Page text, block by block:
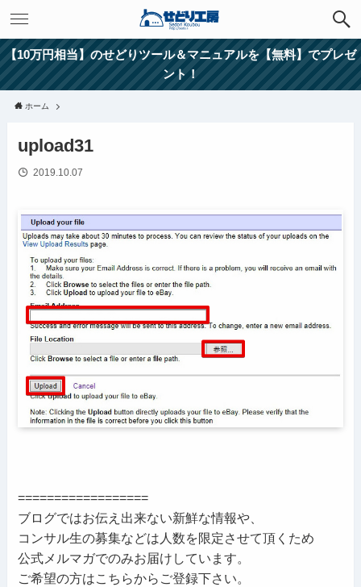
【10万円相当】のせどりツール＆マニュアルを【無料】でプレゼ
ント！
ホーム
upload31
2019.10.07
==================
ブログではお伝え出来ない新鮮な情報や、
コンサル生の募集などは人数を限定させて頂くため
公式メルマガでのみお届けしています。
ご希望の方はこちらからご登録下さい。